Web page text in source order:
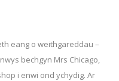
eang o weithgareddau –
bechgyn Mrs Chicago,
i enwi ond ychydig. Ar